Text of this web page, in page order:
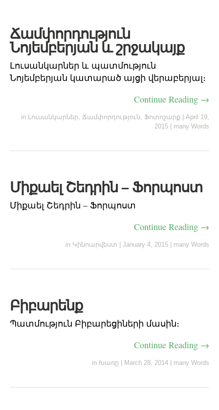
Ճամփորդություն
Նոյեմբերյան և շրջակայք
Լուսանկարներ և պատմություն
Նոյեմբերյան կատարած այցի վերաբերյալ։
Continue Reading →
in Լուսանկարներ, Ճամփորդություն, Ֆոտոշարք
April 19,
2015
many Words
Միքաել Շեդրին – Ֆորպոստ
Միքաել Շեդրին – Ֆորպոստ
Continue Reading →
in Կինոարվեստ January 4, 2015 many Words
Բիբարենք
Պատմություն Բիբարեցիների մասին։
Continue Reading →
in Խառը March 28, 2014 many Words